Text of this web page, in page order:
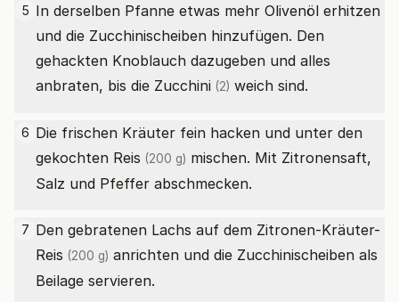
5 In derselben Pfanne etwas mehr Olivenöl erhitzen
und die Zucchinischeiben hinzufügen. Den
gehackten Knoblauch dazugeben und alles
anbraten, bis die Zucchini (2) weich sind.
6 Die frischen Kräuter fein hacken und unter den
gekochten Reis (200 g) mischen. Mit Zitronensaft,
Salz und Pfeffer abschmecken.
7 Den gebratenen Lachs auf dem Zitronen-Kräuter-
Reis (200 g) anrichten und die Zucchinischeiben als
Beilage servieren.